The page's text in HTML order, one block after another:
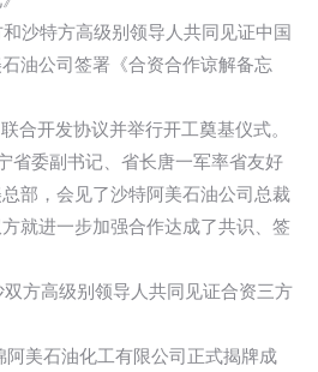
和沙特方高级别领导人共同见证中国
油公司签署《合资合作谅解备忘
合开发协议并举行开工奠基仪式。
省委副书记、省长唐一军率省友好
部，会见了沙特阿美石油公司总裁
就进一步加强合作达成了共识、签
双方高级别领导人共同见证合资三方
阿美石油化工有限公司正式揭牌成